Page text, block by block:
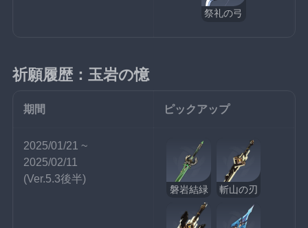
祭礼の弓
祈願履歴：玉岩の憶
期間 ピックアップ
2025/01/21 ~
2025/02/11
(Ver.5.3後半)
磐岩結緑 斬山の刃